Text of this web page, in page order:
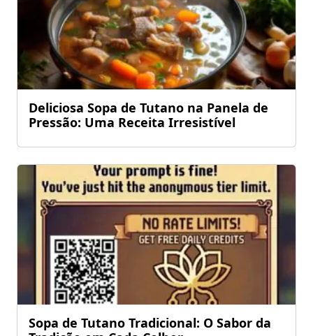
Deliciosa Sopa de Tutano na Panela de
Pressão: Uma Receita Irresistível
Sopa de Tutano Tradicional: O Sabor da